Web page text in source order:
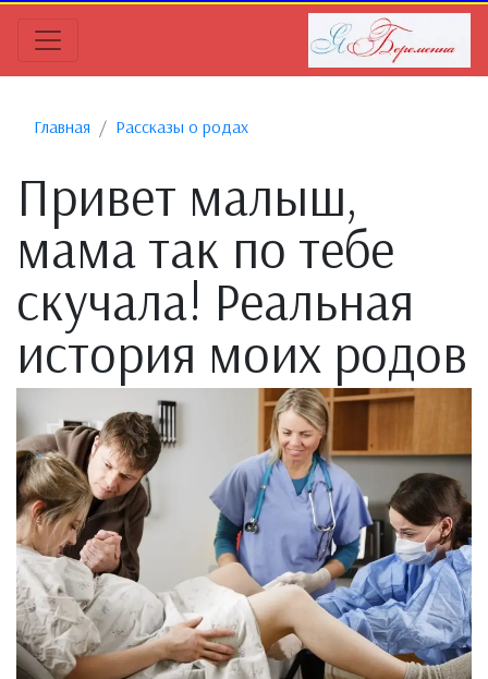
Главная Рассказы о родах
Привет малыш,
мама так по тебе
скучала! Реальная
история моих родов